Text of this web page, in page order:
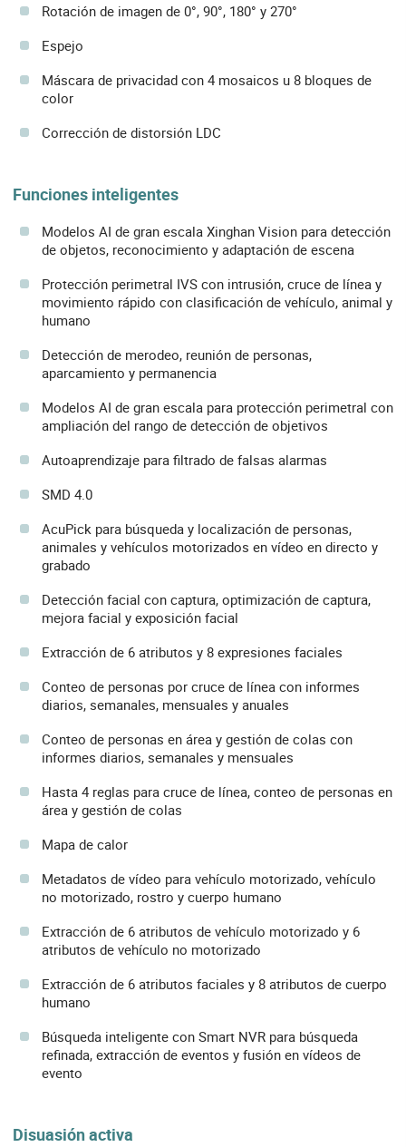
Rotación de imagen de 0°, 90°, 180° y 270°
Espejo
Máscara de privacidad con 4 mosaicos u 8 bloques de
color
Corrección de distorsión LDC
Funciones inteligentes
Modelos AI de gran escala Xinghan Vision para detección
de objetos, reconocimiento y adaptación de escena
Protección perimetral IVS con intrusión, cruce de línea y
movimiento rápido con clasificación de vehículo, animal y
humano
Detección de merodeo, reunión de personas,
aparcamiento y permanencia
Modelos AI de gran escala para protección perimetral con
ampliación del rango de detección de objetivos
Autoaprendizaje para filtrado de falsas alarmas
SMD 4.0
AcuPick para búsqueda y localización de personas,
animales y vehículos motorizados en vídeo en directo y
grabado
Detección facial con captura, optimización de captura,
mejora facial y exposición facial
Extracción de 6 atributos y 8 expresiones faciales
Conteo de personas por cruce de línea con informes
diarios, semanales, mensuales y anuales
Conteo de personas en área y gestión de colas con
informes diarios, semanales y mensuales
Hasta 4 reglas para cruce de línea, conteo de personas en
área y gestión de colas
Mapa de calor
Metadatos de vídeo para vehículo motorizado, vehículo
no motorizado, rostro y cuerpo humano
Extracción de 6 atributos de vehículo motorizado y 6
atributos de vehículo no motorizado
Extracción de 6 atributos faciales y 8 atributos de cuerpo
humano
Búsqueda inteligente con Smart NVR para búsqueda
refinada, extracción de eventos y fusión en vídeos de
evento
Disuasión activa